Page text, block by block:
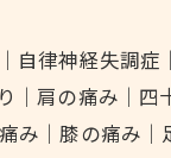
自律神経失調
｜肩の痛み｜
み｜膝の痛み